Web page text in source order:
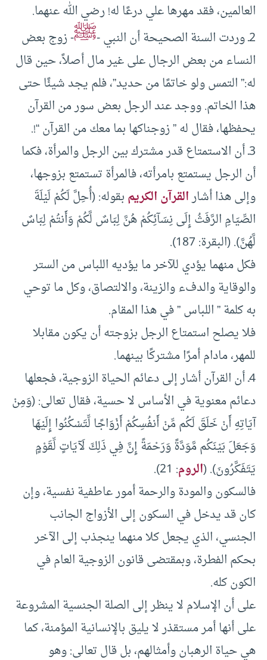
العالمين، فقد مهرها علي درعًا له! رضي الله عنهما.
2ـ وردت السنة الصحيحة أن النبي -
ﷺ- زوج بعض
النساء من بعض الرجال على غير مال أصلاً، حين قال
له:” التمس ولو خاتمًا من حديد”، فلم يجد شيئًا حتى
هذا الخاتم. ووجد عند الرجل بعض سور من القرآن
يحفظها، فقال له ” زوجناكها بما معك من القرآن “!.
3ـ أن الاستمتاع قدر مشترك بين الرجل والمرأة، فكما
أن الرجل يستمتع بامرأته، فالمرأة تستمتع بزوجها،
وإلى هذا أشارالقرآن الكريمبقوله: (أُحِلَّ لَكُمْ لَيْلَةَ
الصِّيَامِ الرَّفَثُ إِلَى نِسَآئِكُمْ هُنَّ لِبَاسٌ لَّكُمْ وَأَنتُمْ لِبَاسٌ
لَّهُنَّ). (البقرة: 187).
فكل منهما يؤدي للآخر ما يؤديه اللباس من الستر
والوقاية والدفء والزينة، والالتصاق، وكل ما توحي
به كلمة ” اللباس ” في هذا المقام.
فلا يصلح استمتاع الرجل بزوجته أن يكون مقابلا
للمهر، مادام أمرًا مشتركًا بينهما.
4ـ أن القرآن أشار إلى دعائم الحياة الزوجية، فجعلها
دعائم معنوية في الأساس لا حسية، فقال تعالى: (وَمِنْ
آيَاتِهِ أَنْ خَلَقَ لَكُم مِّنْ أَنفُسِكُمْ أَزْوَاجًا لِّتَسْكُنُوا إِلَيْهَا
وَجَعَلَ بَيْنَكُم مَّوَدَّةً وَرَحْمَةً إِنَّ فِي ذَلِكَ لَآيَاتٍ لِّقَوْمٍ
يَتَفَكَّرُونَ). (الروم: 21).
فالسكون والمودة والرحمة أمور عاطفية نفسية، وإن
كان قد يدخل في السكون إلى الأزواج الجانب
الجنسي، الذي يجعل كلا منهما ينجذب إلى الآخر
بحكم الفطرة، وبمقتضى قانون الزوجية العام في
الكون كله.
على أن الإسلام لا ينظر إلى الصلة الجنسية المشروعة
على أنها أمر مستقذر لا يليق بالإنسانية المؤمنة، كما
هي حياة الرهبان وأمثالهم، بل قال تعالى: وهو